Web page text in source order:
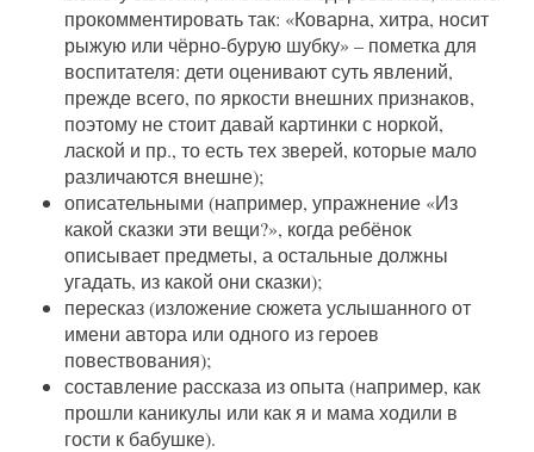
прокомментировать так: «Коварна, хитра, носит
рыжую или чёрно-бурую шубку» – пометка для
воспитателя: дети оценивают суть явлений,
прежде всего, по яркости внешних признаков,
поэтому не стоит давай картинки с норкой,
лаской и пр., то есть тех зверей, которые мало
различаются внешне);
описательными (например, упражнение «Из
какой сказки эти вещи?», когда ребёнок
описывает предметы, а остальные должны
угадать, из какой они сказки);
пересказ (изложение сюжета услышанного от
имени автора или одного из героев
повествования);
составление рассказа из опыта (например, как
прошли каникулы или как я и мама ходили в
гости к бабушке).